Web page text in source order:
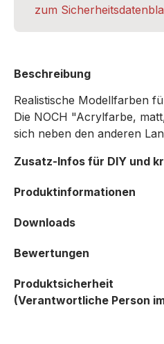
zum
Beschreibung
Realistische Modellfarben
Die NOCH "Acrylfarbe,
sich neben den anderen
Zusatz-Infos für DIY und
Produktinformationen
Downloads
Bewertungen
Produktsicherheit
(Verantwortliche Person